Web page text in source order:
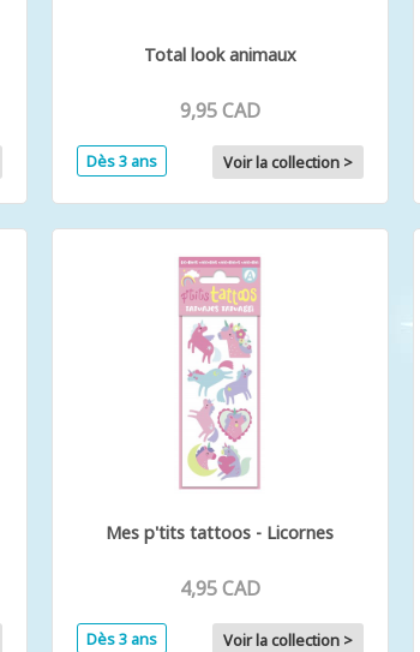
Total look animaux
9,95 CAD
Dès 3 ans Voir la collection >
Mes p'tits tattoos - Licornes
4,95 CAD
Dès 3 ans Voir la collection >